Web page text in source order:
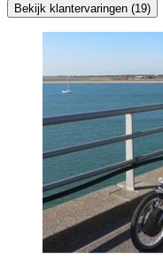
Bekijk klantervaringen (19)